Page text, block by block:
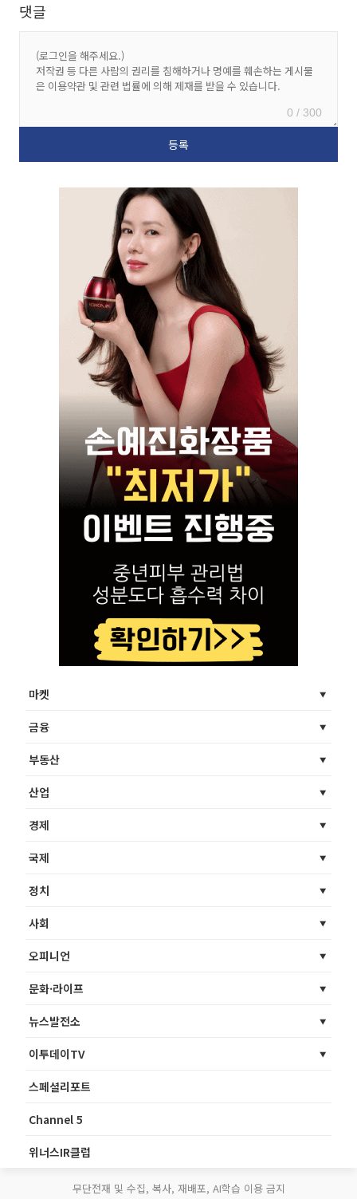
댓글
0 / 300
마켓
금융
부동산
산업
경제
국제
정치
사회
오피니언
문화·라이프
뉴스발전소
이투데이TV
스페셜리포트
Channel 5
위너스IR클럽
무단전재 및 수집, 복사, 재배포, AI학습 이용 금지